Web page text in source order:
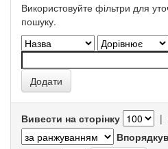
Використовуйте фільтри для
пошуку.
Вивести на сторінку |